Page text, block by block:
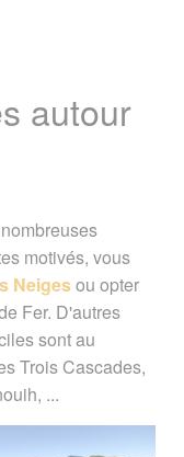
autour
motivés, vous
Neigesou opter
Fer. D'autres
sont au
Trois Cascades,
...